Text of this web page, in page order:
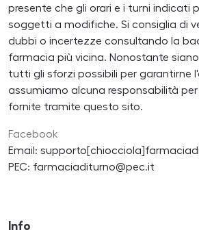
presente che gli orari e i turni indicati
soggetti a modifiche. Si consiglia di
dubbi o incertezze consultando la
farmacia più vicina. Nonostante
tutti gli sforzi possibili per garantirne
assumiamo alcuna responsabilità
fornite tramite questo sito.
Facebook
Email:
PEC: farmaciaditurno@pec.it
Info